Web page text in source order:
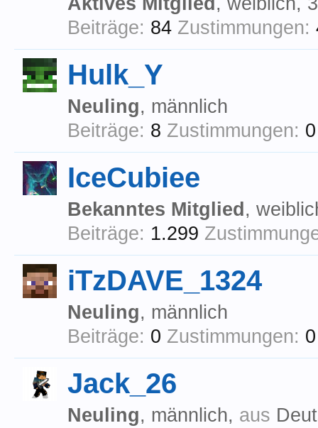
Beiträge: 84 Zustimmungen:
Hulk_Y
Neuling, männlich
Beiträge: 8 Zustimmungen: 0
IceCubiee
Bekanntes Mitglied ,
Beiträge: 1.299
iTzDAVE_1324
Neuling, männlich
Beiträge: 0 Zustimmungen: 0
Jack_26
Neuling, männlich, aus